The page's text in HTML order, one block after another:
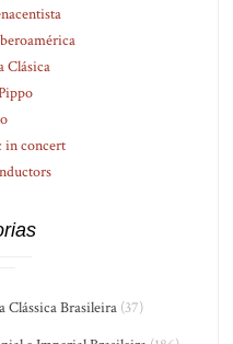
Clásica
in concert
Clássica Brasileira (37)